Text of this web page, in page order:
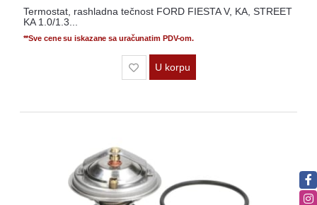
Termostat, rashladna tečnost FORD FIESTA V, KA, STREET
KA 1.0/1.3...
**Sve cene su iskazane sa uračunatim PDV-om.
U korpu